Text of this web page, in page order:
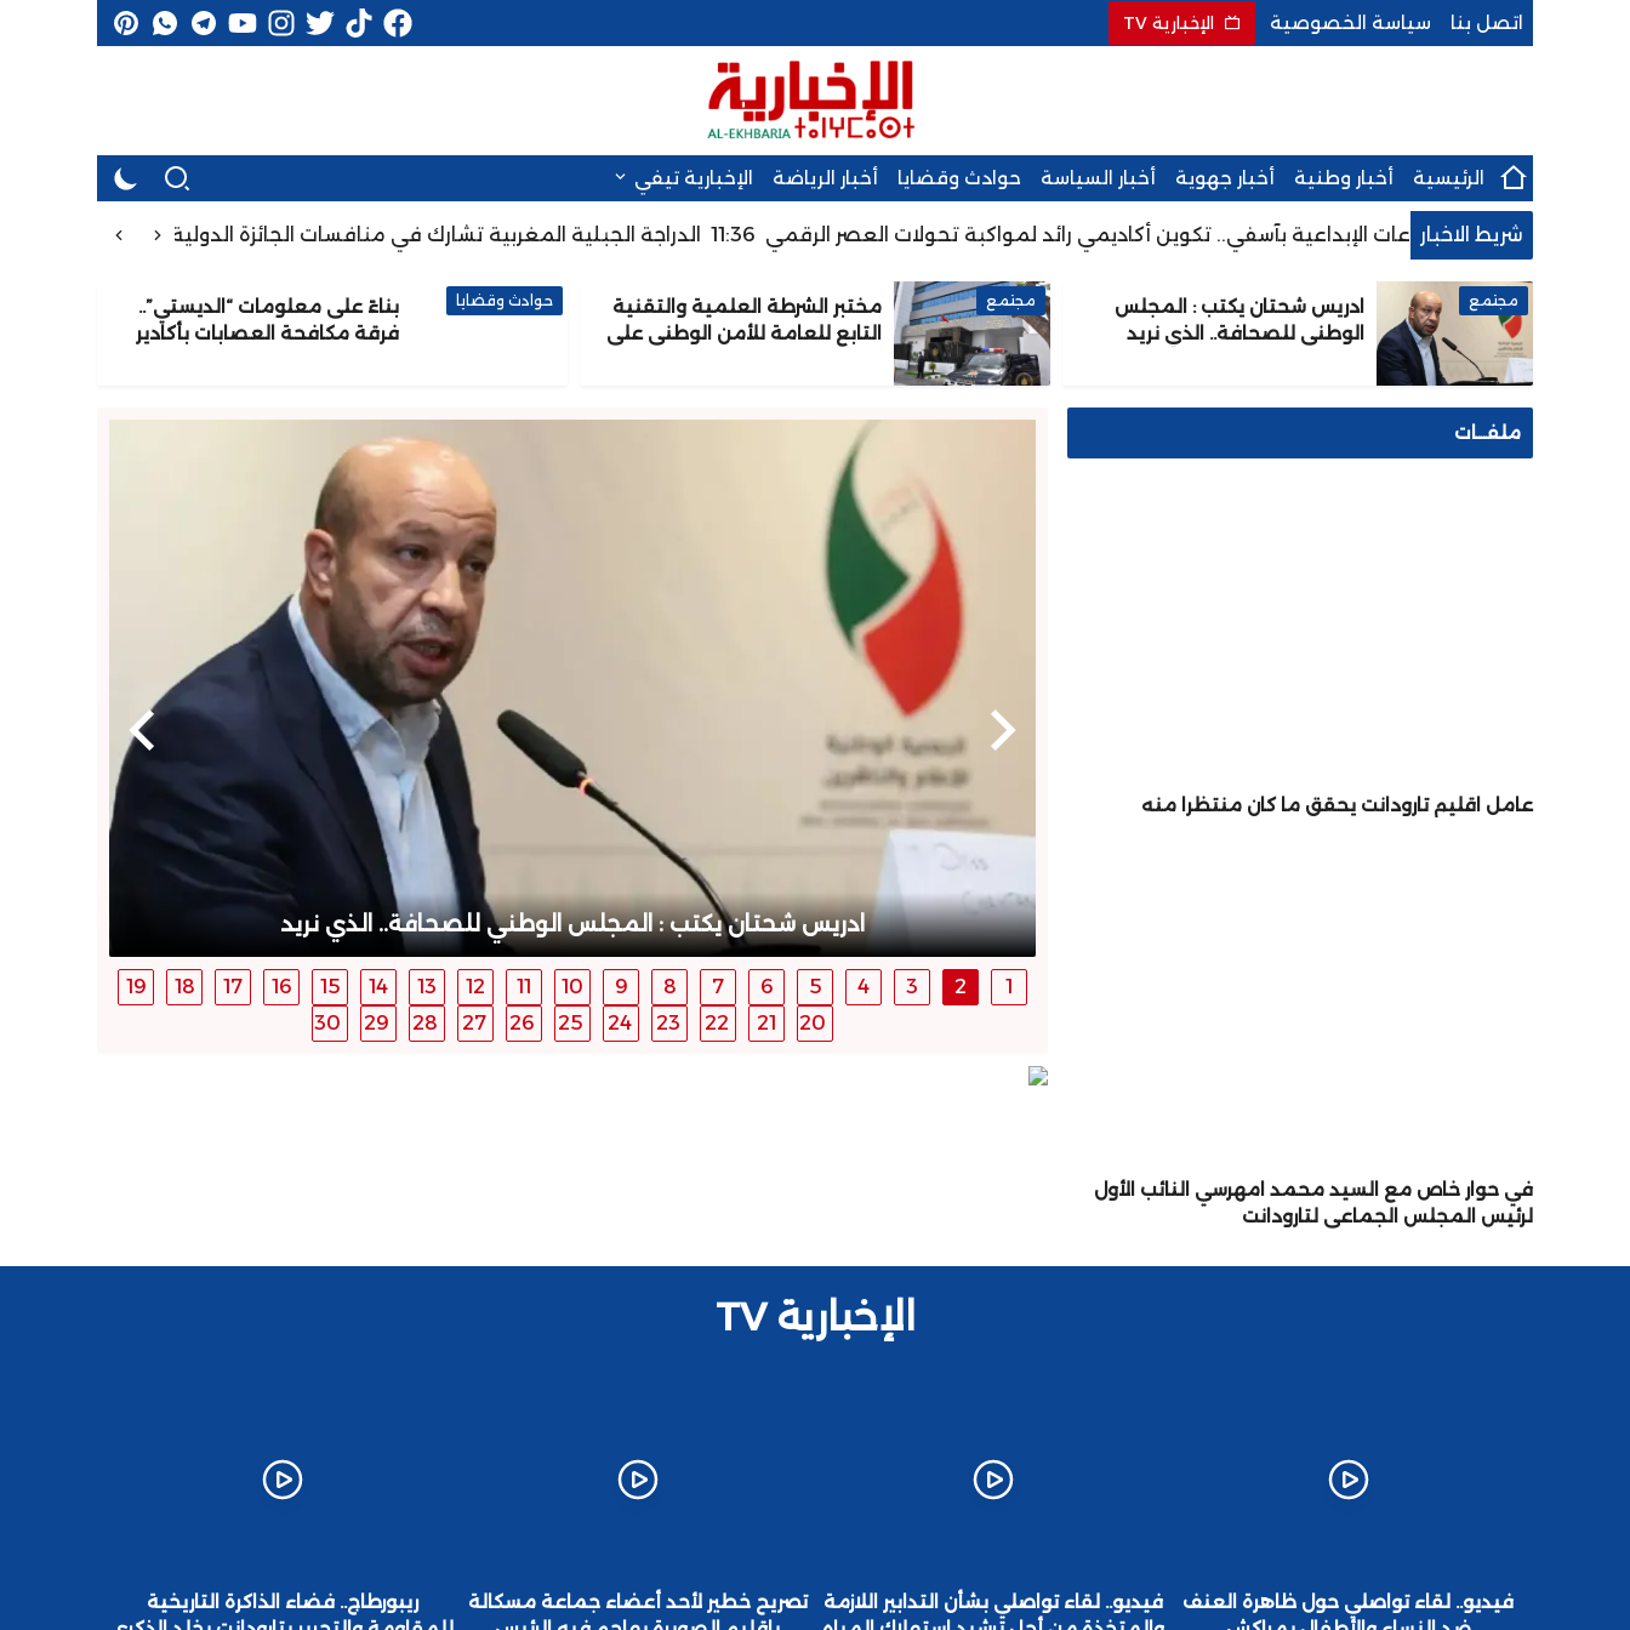
اتصل بنا سياسة الخصوصية الإخبارية TV
الرئيسية أخبار وطنية أخبار جهوية أخبار السياسة حوادث وقضايا أخبار الرياضة الإخبارية تيفي
شريط الاخبار 11:36 الدراجة الجبلية المغربية تشارك في منافسات الجائزة الدولية الكبرى “شانتال بيا” والإعلام والصناعات الإبداعية بآسفي.. تكوين أكاديمي رائد لمواكبة تحولات العصر الرقمي
ادريس شحتان يكتب : المجلس
الوطني للصحافة.. الذي نريد
مجتمع
مختبر الشرطة العلمية والتقنية
التابع للعامة للأمن الوطني على
مجتمع
بناءً على معلومات “الديستي”..
فرقة مكافحة العصابات بأكادير
حوادث وقضايا
ادريس شحتان يكتب : المجلس الوطني للصحافة.. الذي نريد
1
2
3
4
5
6
7
8
9
10
11
12
13
14
15
16
17
18
19
20
21
22
23
24
25
26
27
28
29
30
ملفــات
عامل اقليم تارودانت يحقق ما كان منتظرا منه
في حوار خاص مع السيد محمد امهرسي النائب الأول
لرئيس المجلس الجماعي لتارودانت
الإخبارية TV
فيديو.. لقاء تواصلي حول ظاهرة العنف
فيديو.. لقاء تواصلي بشأن التدابير اللازمة
تصريح خطير لأحد أعضاء جماعة مسكالة
ريبورطاج.. فضاء الذاكرة التاريخية